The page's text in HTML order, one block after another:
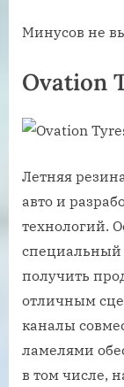
Минусов не
Ovation
Летняя
авто и
технологий.
специальный
получить
отличным
каналы
ламелями
в том числе,